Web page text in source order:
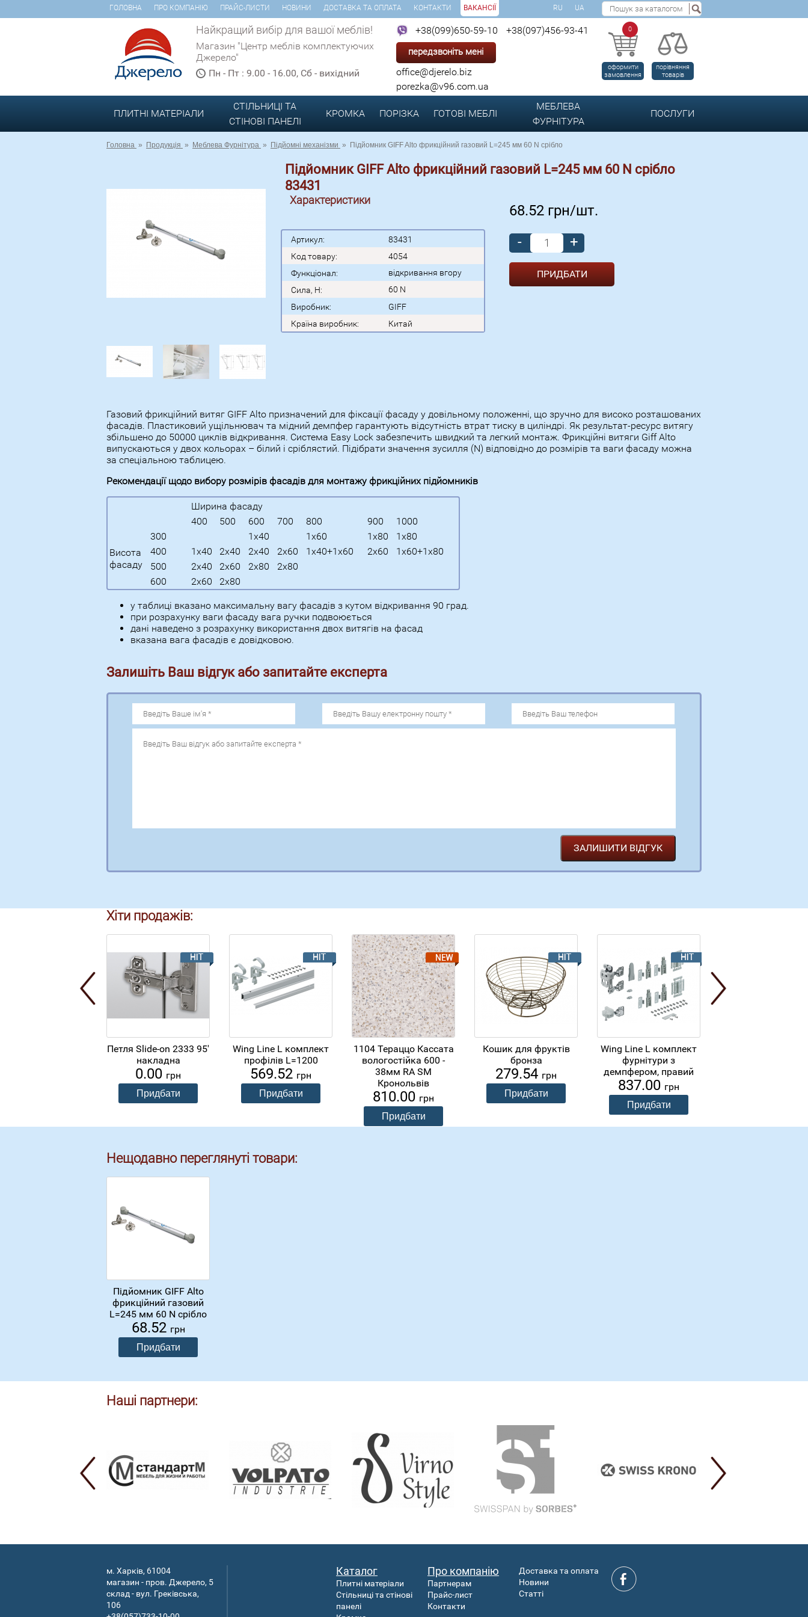
ГОЛОВНА ПРО КОМПАНІЮ ПРАЙС-ЛИСТИ НОВИНИ ДОСТАВКА ТА ОПЛАТА КОНТАКТИ ВАКАНСІЇ RU UA
Найкращий вибір для вашої меблів!
Магазин "Центр меблів комплектуючих
Джерело"
Пн - Пт : 9.00 - 16.00, Сб - вихідний
+38(099)650-59-10 +38(097)456-93-41
передзвоніть мені
office@djerelo.biz
porezka@v96.com.ua
0
оформити
замовлення
порівняння
товарів
ПЛИТНІ МАТЕРІАЛИ
СТІЛЬНИЦІ ТА
СТІНОВІ ПАНЕЛІ
КРОМКА ПОРІЗКА ГОТОВІ МЕБЛІ
МЕБЛЕВА
ФУРНІТУРА
ПОСЛУГИ
Головна » Продукція » Меблева Фурнітура » Підйомні механізми » Підйомник GIFF Alto фрикційний газовий L=245 мм 60 N срібло
Підйомник GIFF Alto фрикційний газовий L=245 мм 60 N срібло
83431
Характеристики
Артикул:
83431
Код товару:
4054
Функціонал:
відкривання вгору
Сила, H:
60 N
Виробник:
GIFF
Країна виробник:
Китай
68.52 грн/шт.
-
+
Газовий фрикційний витяг GIFF Alto призначений для фіксації фасаду у довільному положенні, що зручно для високо розташованих
фасадів. Пластиковий ущільнювач та мідний демпфер гарантують відсутність втрат тиску в циліндрі. Як результат-ресурс витягу
збільшено до 50000 циклів відкривання. Система Easy Lock забезпечить швидкий та легкий монтаж. Фрикційні витяги Giff Alto
випускаються у двох кольорах – білий і сріблястий. Підібрати значення зусилля (N) відповідно до розмірів та ваги фасаду можна
за спеціальною таблицею.
Рекомендації щодо вибору розмірів фасадів для монтажу фрикційних підйомників
Ширина фасаду
400
500 600 700 800 900 1000
Висота
фасаду
300 1х40 1х60 1х80
1х80
400
1х40 2х40 2х40 2х60 1х40+1х60 2х60
1х60+1х80
500
2х40 2х60 2х80
2х80
600
2х60 2х80
у таблиці вказано максимальну вагу фасадів з кутом відкривання 90 град.
при розрахунку ваги фасаду вага ручки подвоюється
дані наведено з розрахунку використання двох витягів на фасад
вказана вага фасадів є довідковою.
Залишіть Ваш відгук або запитайте експерта
Хіти продажів:
Петля Slide-on 2333 95'
накладна
0.00 грн
Wing Line L комплект
профілів L=1200
569.52 грн
1104 Тераццо Кассата
вологостійка 600 -
38мм RA SM
Кронольвів
810.00 грн
Кошик для фруктів
бронза
279.54 грн
Wing Line L комплект
фурнітури з
демпфером, правий
837.00 грн
Нещодавно переглянуті товари:
Підйомник GIFF Alto
фрикційний газовий
L=245 мм 60 N срібло
68.52 грн
Наші партнери:
м. Харків, 61004
магазин - пров. Джерело, 5
склад - вул. Греківська,
106
Каталог
Плитні матеріали
Стільниці та стінові
панелі
Про компанію
Партнерам
Прайс-лист
Контакти
Доставка та оплата
Новини
Статті